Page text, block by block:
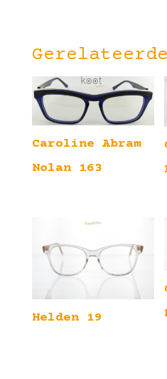
Caroline Abram
Nolan 163
Helden 19